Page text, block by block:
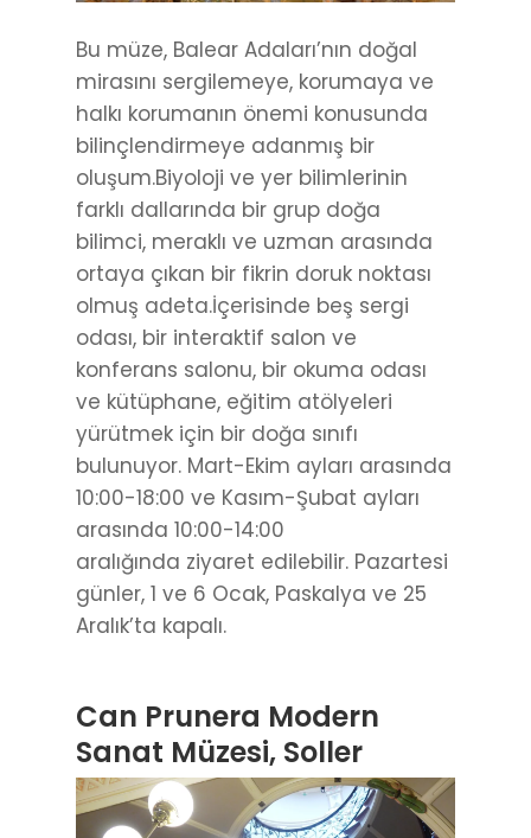
Bu müze, Balear Adaları’nın doğal
mirasını sergilemeye, korumaya ve
halkı korumanın önemi konusunda
bilinçlendirmeye adanmış bir
oluşum.Biyoloji ve yer bilimlerinin
farklı dallarında bir grup doğa
bilimci, meraklı ve uzman arasında
ortaya çıkan bir fikrin doruk noktası
olmuş adeta.İçerisinde beş sergi
odası, bir interaktif salon ve
konferans salonu, bir okuma odası
ve kütüphane, eğitim atölyeleri
yürütmek için bir doğa sınıfı
bulunuyor. Mart-Ekim ayları arasında
10:00-18:00 ve Kasım-Şubat ayları
arasında 10:00-14:00
aralığında ziyaret edilebilir. Pazartesi
günler, 1 ve 6 Ocak, Paskalya ve 25
Aralık’ta kapalı.
Can Prunera Modern
Sanat Müzesi, Soller